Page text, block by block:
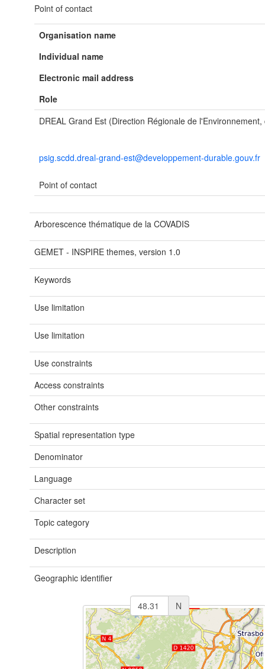
Point of contact
Organisation name
Individual name
Electronic mail address
Role
DREAL Grand Est (Direction Régionale de
psig.scdd.dreal-grand-est@developpement-durable.gouv.fr
Point of contact
Arborescence thématique de la COVADIS
GEMET - INSPIRE themes, version 1.0
Keywords
Use limitation
Use limitation
Use constraints
Access constraints
Other constraints
Spatial representation type
Denominator
Language
Character set
Topic category
Description
Geographic identifier
N